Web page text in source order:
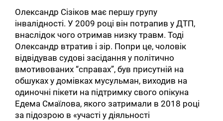
Олександр Сізіков має першу групу
інвалідності. У 2009 році він потрапив у ДТП,
внаслідок чого отримав низку травм. Тоді
Олександр втратив і зір. Попри це, чоловік
відвідував судові засідання у політично
вмотивованих “справах”, був присутній на
обшуках у домівках мусульман, виходив на
одиночні пікети на підтримку свого опікуна
Едема Смаїлова, якого затримали в 2018 році
за підозрою в «участі у діяльності